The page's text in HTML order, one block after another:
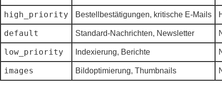
high_priority Bestellbestätigungen, kritische E-Mails
default Standard-Nachrichten, Newsletter
low_priority Indexierung, Berichte
images Bildoptimierung, Thumbnails